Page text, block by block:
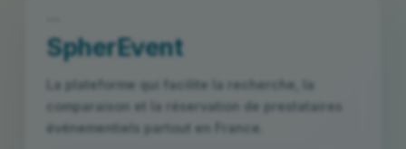
SpherEvent
La plateforme qui facilite la recherche, la
comparaison et la réservation de prestataires
événementiels partout en France.